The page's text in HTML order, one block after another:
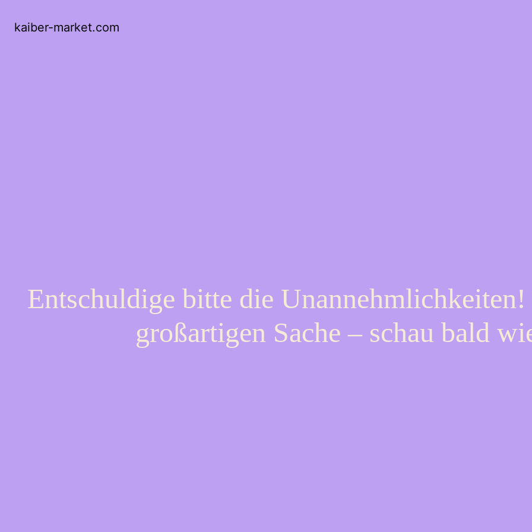
kaiber-market.com
Entschuldige bitte die
großartigen Sache – schau bald